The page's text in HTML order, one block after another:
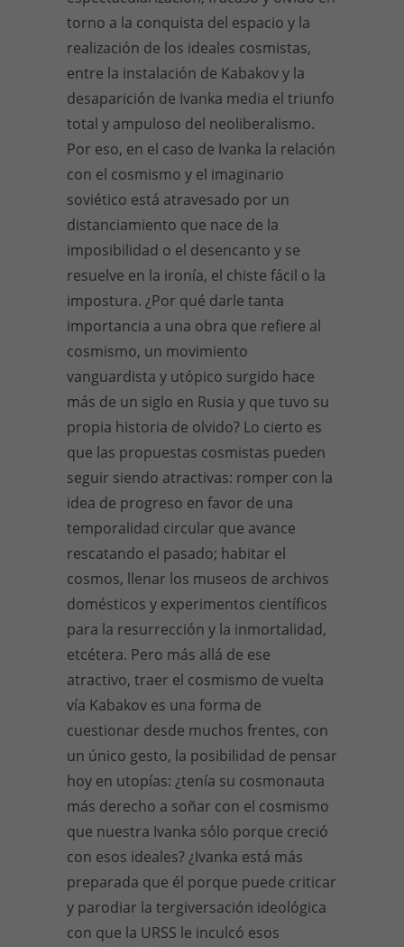
torno a la conquista del espacio y la
realización de los ideales cosmistas,
entre la instalación de Kabakov y la
desaparición de Ivanka media el triunfo
total y ampuloso del neoliberalismo.
Por eso, en el caso de Ivanka la relación
con el cosmismo y el imaginario
soviético está atravesado por un
distanciamiento que nace de la
imposibilidad o el desencanto y se
resuelve en la ironía, el chiste fácil o la
impostura. ¿Por qué darle tanta
importancia a una obra que refiere al
cosmismo, un movimiento
vanguardista y utópico surgido hace
más de un siglo en Rusia y que tuvo su
propia historia de olvido? Lo cierto es
que las propuestas cosmistas pueden
seguir siendo atractivas: romper con la
idea de progreso en favor de una
temporalidad circular que avance
rescatando el pasado; habitar el
cosmos, llenar los museos de archivos
domésticos y experimentos científicos
para la resurrección y la inmortalidad,
etcétera. Pero más allá de ese
atractivo, traer el cosmismo de vuelta
vía Kabakov es una forma de
cuestionar desde muchos frentes, con
un único gesto, la posibilidad de pensar
hoy en utopías: ¿tenía su cosmonauta
más derecho a soñar con el cosmismo
que nuestra Ivanka sólo porque creció
con esos ideales? ¿Ivanka está más
preparada que él porque puede criticar
y parodiar la tergiversación ideológica
con que la URSS le inculcó esos